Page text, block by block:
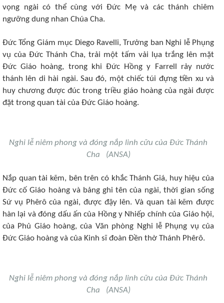
vọng ngài có thể cùng với Đức Mẹ và các thánh chiêm
ngưỡng dung nhan Chúa Cha.
Đức Tổng Giám mục Diego Ravelli, Trưởng ban Nghi lễ Phụng
vụ của Đức Thánh Cha, trải một tấm vải lụa trắng lên mặt
Đức Giáo hoàng, trong khi Đức Hồng y Farrell rảy nước
thánh lên di hài ngài. Sau đó, một chiếc túi đựng tiền xu và
huy chương được đúc trong triều giáo hoàng của ngài được
đặt trong quan tài của Đức Giáo hoàng.
Nghi lễ niêm phong và đóng nắp linh cữu của Đức Thánh
Cha (ANSA)
Nắp quan tài kẽm, bên trên có khắc Thánh Giá, huy hiệu của
Đức cố Giáo hoàng và bảng ghi tên của ngài, thời gian sống
Sứ vụ Phêrô của ngài, được đậy lên. Và quan tài kẽm được
hàn lại và đóng dấu ấn của Hồng y Nhiếp chính của Giáo hội,
của Phủ Giáo hoàng, của Văn phòng Nghi lễ Phụng vụ của
Đức Giáo hoàng và của Kinh sĩ đoàn Đền thờ Thánh Phêrô.
Nghi lễ niêm phong và đóng nắp linh cữu của Đức Thánh
Cha (ANSA)